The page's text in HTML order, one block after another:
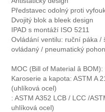
Představec odolný proti
Dvojitý blok a bleek design
IPAD s montáží ISO 5211
Ovládání ventilu: ruční páka /
ovládaný / pneumatický
MOC (Bill of Material â BOM):
Karoserie a kapota: ASTM A
(uhlíková ocel)
: ASTM A352 LCB / LCC /
uhlíková ocel)